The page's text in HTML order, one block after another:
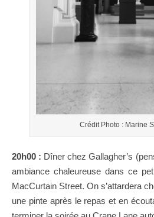
Crédit Photo : Marine
20h00 : Dîner chez Gallagher’s
ambiance chaleureuse dans ce
MacCurtain Street. On s’attardera
une pinte après le repas et en